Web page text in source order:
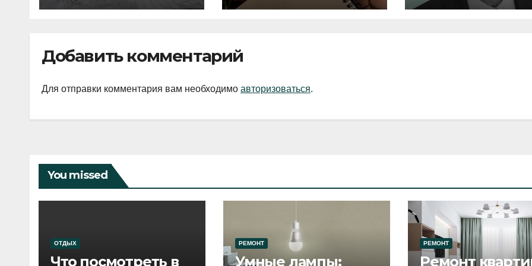
Добавить комментарий
Для отправки комментария вам необходимо авторизоваться.
You missed
ОТДЫХ
Что посмотреть в
РЕМОНТ
Умные лампы:
РЕМОНТ
Ремонт